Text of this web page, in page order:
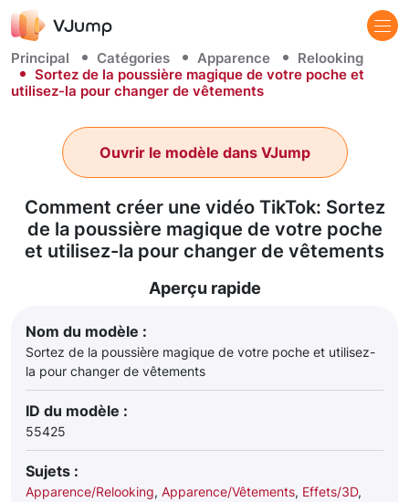
Principal Catégories Apparence
Relooking
Sortez de la poussière magique de votre poche et
utilisez-la pour changer de vêtements
Comment créer une vidéo TikTok: Sortez
de la poussière magique de votre poche
et utilisez-la pour changer de vêtements
Ouvrir le modèle dans VJump
Aperçu rapide
Nom du modèle :
Sortez de la poussière magique de votre poche et utilisez-
la pour changer de vêtements
ID du modèle :
55425
Sujets :
Apparence/Relooking, Apparence/Vêtements, Effets/3D,